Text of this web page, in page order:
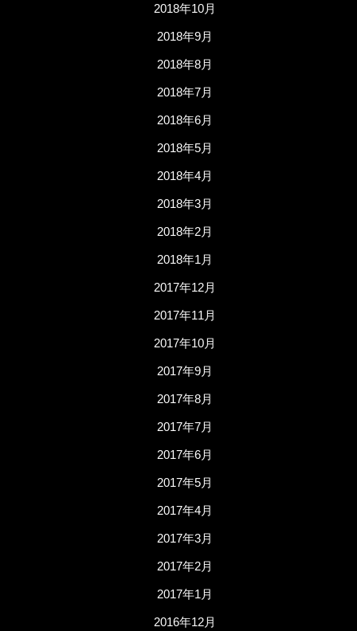
2018年10月
2018年9月
2018年8月
2018年7月
2018年6月
2018年5月
2018年4月
2018年3月
2018年2月
2018年1月
2017年12月
2017年11月
2017年10月
2017年9月
2017年8月
2017年7月
2017年6月
2017年5月
2017年4月
2017年3月
2017年2月
2017年1月
2016年12月